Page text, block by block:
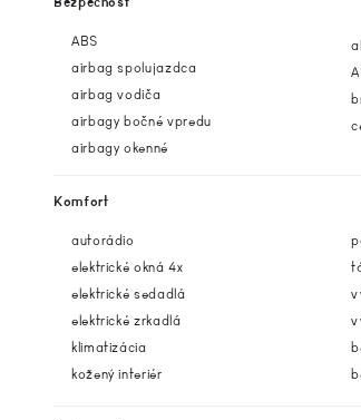
ABS
airbag spolujazdca
airbag vodiča
airbagy bočné vpredu
airbagy okenné
Komfort
autorádio
elektrické okná 4x
elektrické sedadlá
elektrické zrkadlá
klimatizácia
kožený interiér